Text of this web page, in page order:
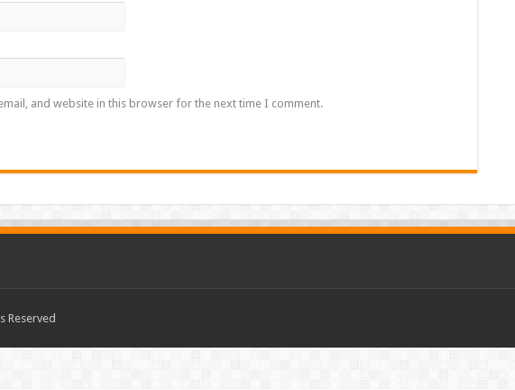
and website in this browser for the next time I comment.
Reserved